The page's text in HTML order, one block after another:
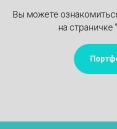
Вы можете
на страничке